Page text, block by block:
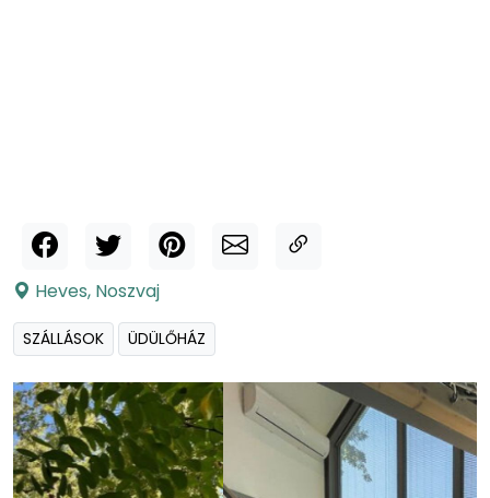
Heves, Noszvaj
SZÁLLÁSOK ÜDÜLŐHÁZ